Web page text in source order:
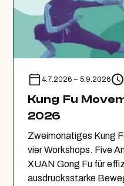
4.7.2026 – 5.9.2026
Kung Fu
2026
Zweimonatiges Kung
vier Workshops. Five
XUAN Gong Fu für
ausdrucksstarke